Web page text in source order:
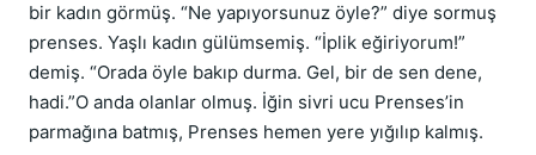
bir kadın görmüş. “Ne yapıyorsunuz öyle?” diye sormuş
prenses. Yaşlı kadın gülümsemiş. “İplik eğiriyorum!”
demiş. “Orada öyle bakıp durma. Gel, bir de sen dene,
hadi.”O anda olanlar olmuş. İğin sivri ucu Prenses’in
parmağına batmış, Prenses hemen yere yığılıp kalmış.